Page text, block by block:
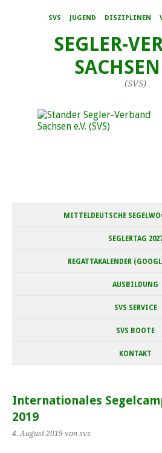
SVS JUGEND DISZIPLINEN
SEGLER-
(SVS)
MITTELDEUTSCHE
SEGLERTAG
REGATTAKALENDER
AUSBILDUNG
SVS SERVICE
SVS BOOTE
KONTAKT
Internationales
2019
4. August 2019 von svs